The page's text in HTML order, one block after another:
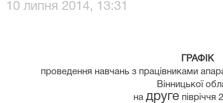
10 липня 2014, 13:31
ГРАФІК
проведення навчань з працівниками
Вінницької
на другепівріччя